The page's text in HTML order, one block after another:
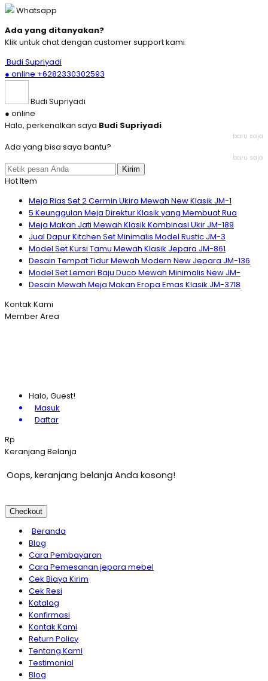
Whatsapp
Ada yang ditanyakan?
Klik untuk chat dengan customer support kami
Budi Supriyadi
● online +6282330302593
Budi Supriyadi
● online
Halo, perkenalkan saya Budi Supriyadi
baru saja
Ada yang bisa saya bantu?
baru saja
Kirim
Hot Item
Meja Rias Set 2 Cermin Ukira Mewah New Klasik JM-1
5 Keunggulan Meja Direktur Klasik yang Membuat Rua
Meja Makan Jati Mewah Klasik Kombinasi Ukir JM-189
Jual Dapur Kitchen Set Minimalis Model Rustic JM-3
Model Set Kursi Tamu Mewah Klasik Jepara JM-861
Desain Tempat Tidur Mewah Modern New Jepara JM-136
Model Set Lemari Baju Duco Mewah Minimalis New JM-
Desain Mewah Meja Makan Eropa Emas Klasik JM-3718
Kontak Kami
Member Area
Halo, Guest!
Masuk
Daftar
Rp
Keranjang Belanja
Oops, keranjang belanja Anda kosong!
Checkout
Beranda
Blog
Cara Pembayaran
Cara Pemesanan jepara mebel
Cek Biaya Kirim
Cek Resi
Katalog
Konfirmasi
Kontak Kami
Return Policy
Tentang Kami
Testimonial
Blog